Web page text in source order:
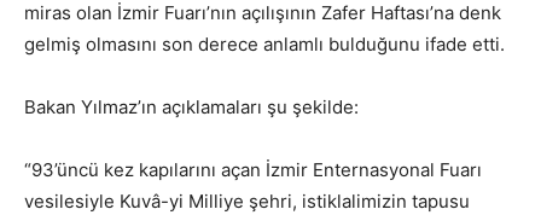
miras olan İzmir Fuarı’nın açılışının Zafer Haftası’na denk
gelmiş olmasını son derece anlamlı bulduğunu ifade etti.
Bakan Yılmaz’ın açıklamaları şu şekilde:
“93’üncü kez kapılarını açan İzmir Enternasyonal Fuarı
vesilesiyle Kuvâ-yi Milliye şehri, istiklalimizin tapusu